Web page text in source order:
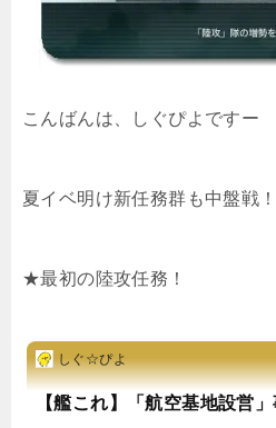
こんばんは、しぐぴよですー
夏イベ明け新任務群も中盤戦！
★最初の陸攻任務！
しぐ☆ぴよ
【艦これ】「航空基地設営